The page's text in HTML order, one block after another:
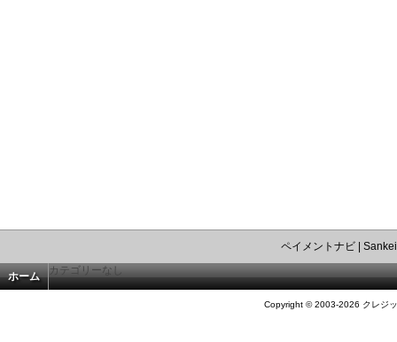
ペイメントナビ|
ホーム カテゴリーなし
Copyright © 2003-2026 クレジ